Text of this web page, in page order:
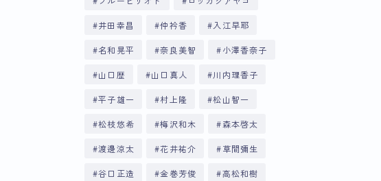
井田幸昌 仲衿香 入江早耶
名和晃平 奈良美智 小澤香奈子
山口歴 山口真人 川内理香子
平子雄一 村上隆 松山智一
松枝悠希 梅沢和木 森本啓太
渡邊涼太 花井祐介 草間彌生
谷口正造 金巻芳俊 高松和樹